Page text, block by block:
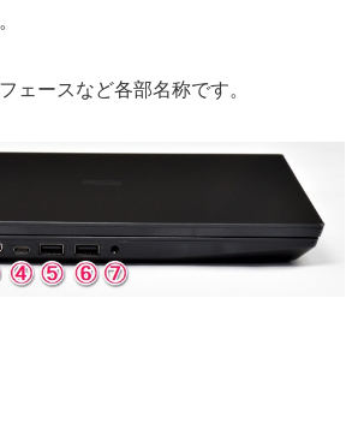
ェースなど各部名称です。